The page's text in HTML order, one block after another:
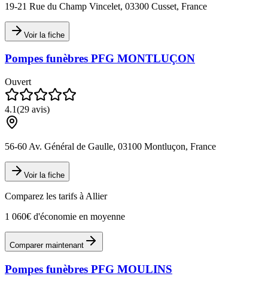
19-21 Rue du Champ Vincelet, 03300 Cusset, France
Voir la fiche
Pompes funèbres PFG MONTLUÇON
Ouvert
4.1(29 avis)
56-60 Av. Général de Gaulle, 03100 Montluçon, France
Voir la fiche
Comparez les tarifs à Allier
1 060€ d'économie en moyenne
Comparer maintenant
Pompes funèbres PFG MOULINS